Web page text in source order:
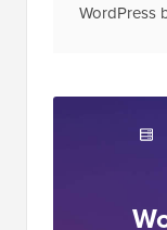
WordPress